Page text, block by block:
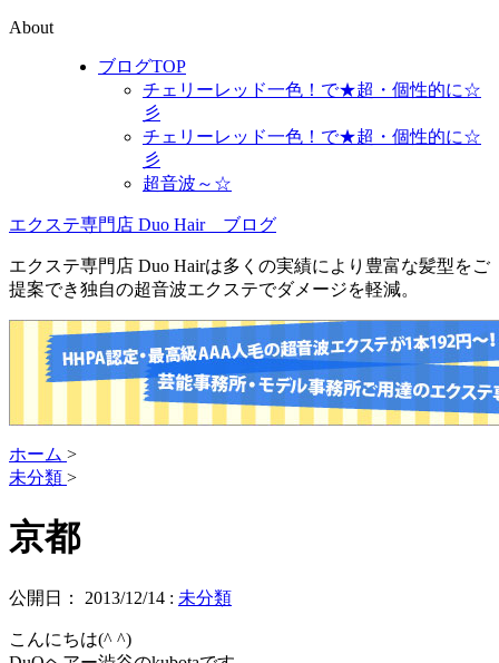
About
ブログTOP
チェリーレッド一色！で★超・個性的に☆
彡
チェリーレッド一色！で★超・個性的に☆
彡
超音波～☆
エクステ専門店 Duo Hair ブログ
エクステ専門店 Duo Hairは多くの実績により豊富な髪型をご
提案でき独自の超音波エクステでダメージを軽減。
ホーム >
未分類 >
京都
公開日： 2013/12/14 : 未分類
こんにちは(^ ^)